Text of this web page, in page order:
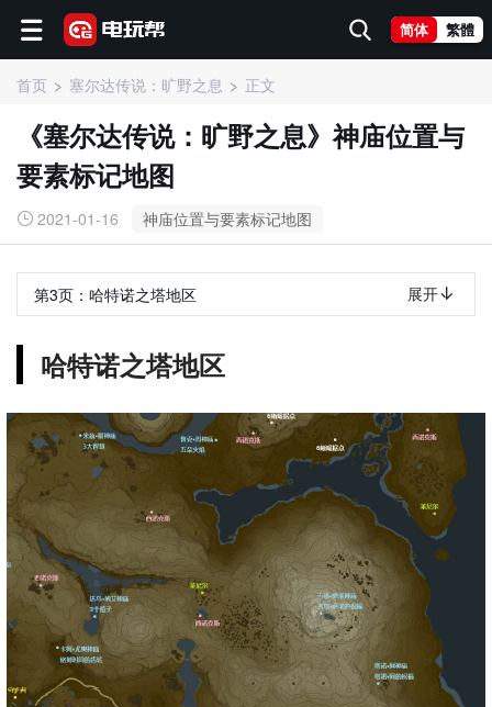
简体 繁體
首页 塞尔达传说：旷野之息 正文
《塞尔达传说：旷野之息》神庙位置与
要素标记地图
2021-01-16 神庙位置与要素标记地图
第3页： 哈特诺之塔地区 展开
哈特诺之塔地区